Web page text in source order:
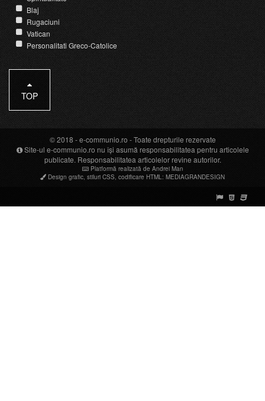
Blaj
Rugaciuni
Vatican
Personalitati Greco-Catolice
TOP
© 2018 -e-communio.ro - Toate drepturile rezervate
Site-ul e-communio.ro nu își asumă responsabilitatea pentru articolele
publicate. Responsabilitatea articolelor revine autorilor.
Platformă realizată de Andrei Man
Design grafic stiluri CSS codificare HTML : MEDIAGRANDESIGN